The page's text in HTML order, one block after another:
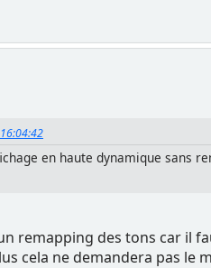
en haute dynamique sans
remapping des tons car il
cela ne demandera pas le